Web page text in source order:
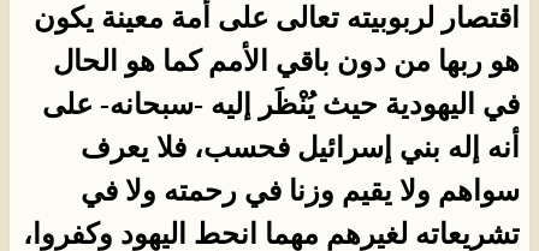
اقتصار لربوبيته تعالى على أمة معينة يكون
هو ربها من دون باقي الأمم كما هو الحال
في اليهودية حيث يُنْظَر إليه -سبحانه- على
أنه إله بني إسرائيل فحسب، فلا يعرف
سواهم ولا يقيم وزنا في رحمته ولا في
تشريعاته لغيرهم مهما انحط اليهود وكفروا،